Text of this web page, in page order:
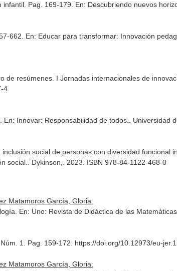
Pag. 169-179. En: Descubriendo nuevos
662. En: Educar para transformar: Innovación
de resúmenes. I Jornadas internacionales de
4
En: Innovar: Responsabilidad de todos. . Universidad
social de personas con diversidad funcional
social.
. Dykinson,. 2023. ISBN 978-84-1122-468-0
Matamoros García, Gloria:
En: Uno: Revista de Didáctica de las Matemáticas
1. Pag. 159-172. https://doi.org/10.12973/eu-
Matamoros García, Gloria: